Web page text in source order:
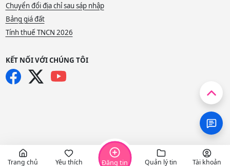
Chuyển đổi địa chỉ sau sáp nhập
Bảng giá đất
Tính thuế TNCN 2026
KẾT NỐI VỚI CHÚNG TÔI
Trang chủ Yêu thích Đăng tin Quản lý tin Tài khoản